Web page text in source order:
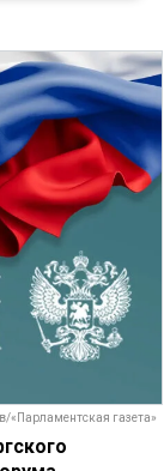
«Парламентская газета»